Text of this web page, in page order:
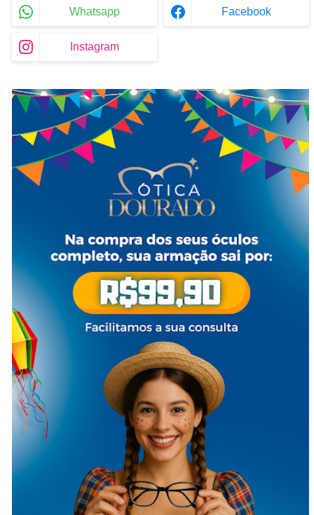
Whatsapp Facebook
Instagram